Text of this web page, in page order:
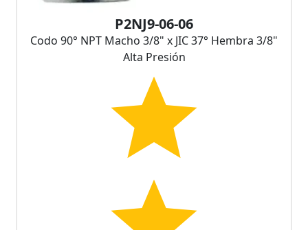
P2NJ9-06-06
Codo 90° NPT Macho 3/8" x JIC 37° Hembra 3/8"
Alta Presión